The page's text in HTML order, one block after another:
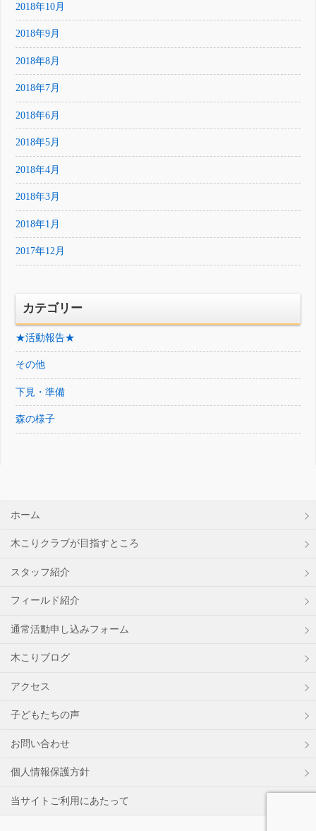
2018年10月
2018年9月
2018年8月
2018年7月
2018年6月
2018年5月
2018年4月
2018年3月
2018年1月
2017年12月
カテゴリー
★活動報告★
その他
下見・準備
森の様子
ホーム
木こりクラブが目指すところ
スタッフ紹介
フィールド紹介
通常活動申し込みフォーム
木こりブログ
アクセス
子どもたちの声
お問い合わせ
個人情報保護方針
当サイトご利用にあたって